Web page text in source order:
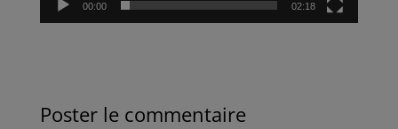
00:00 02:18
Poster le commentaire